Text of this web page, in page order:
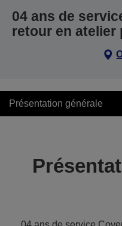
04 ans de
retour en atelier
Présentation générale